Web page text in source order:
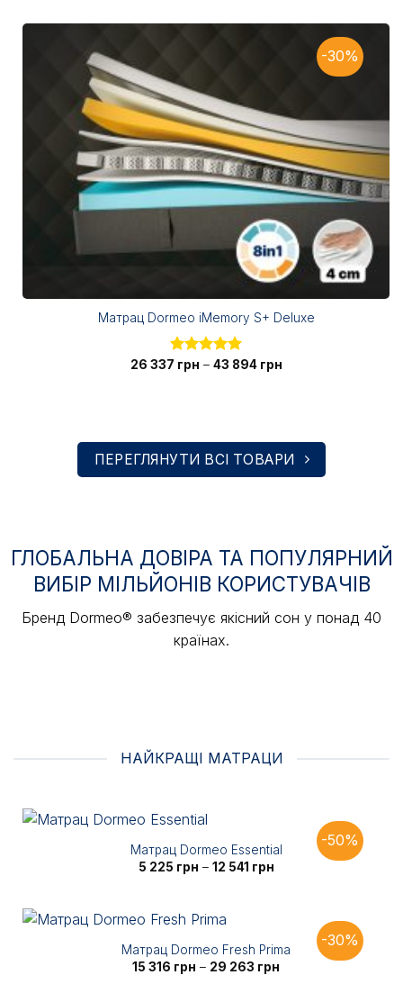
-30%
Матрац Dormeo iMemory S+ Deluxe
Оцінено в
26 337 грн – 43 894 грнДіапазон
894 грн
ПЕРЕГЛЯНУТИ ВСІ ТОВАРИ
ГЛОБАЛЬНА ДОВІРА ТА ПОПУЛЯРНИЙ
ВИБІР МІЛЬЙОНІВ КОРИСТУВАЧІВ
Бренд Dormeo® забезпечує якісний сон у понад 40
країнах.
НАЙКРАЩІ МАТРАЦИ
-50%
Матрац Dormeo Essential
5 225 грн – 12 541 грнДіапазон
541 грн
-30%
Матрац Dormeo Fresh Prima
15 316 грн – 29 263 грн Діапазон